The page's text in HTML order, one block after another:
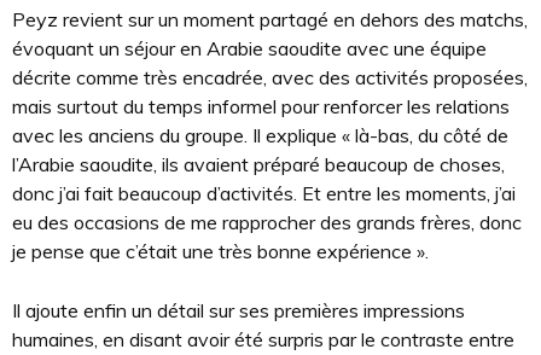
Peyz revient sur un moment partagé en dehors des matchs,
évoquant un séjour en Arabie saoudite avec une équipe
décrite comme très encadrée, avec des activités proposées,
mais surtout du temps informel pour renforcer les relations
avec les anciens du groupe. Il explique « là-bas, du côté de
l’Arabie saoudite, ils avaient préparé beaucoup de choses,
donc j’ai fait beaucoup d’activités. Et entre les moments, j’ai
eu des occasions de me rapprocher des grands frères, donc
je pense que c’était une très bonne expérience ».
Il ajoute enfin un détail sur ses premières impressions
humaines, en disant avoir été surpris par le contraste entre